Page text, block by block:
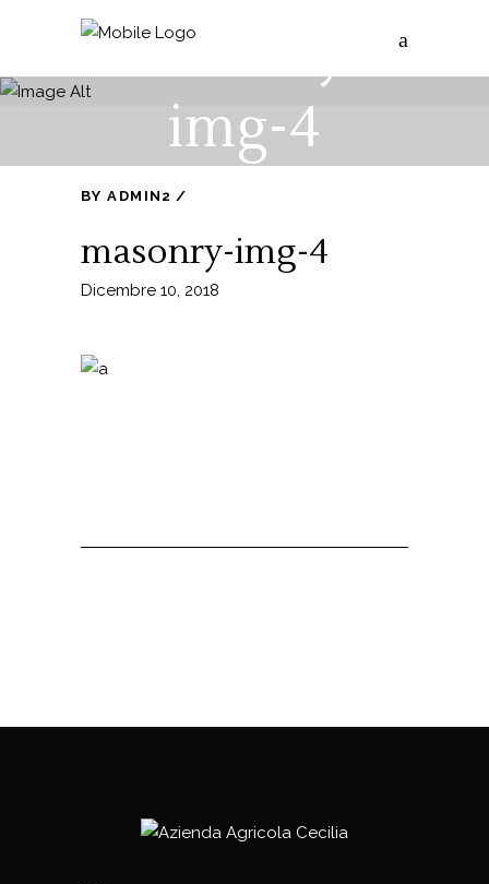
masonry-
img-4
BYADMIN2
masonry-img-4
Dicembre 10, 2018